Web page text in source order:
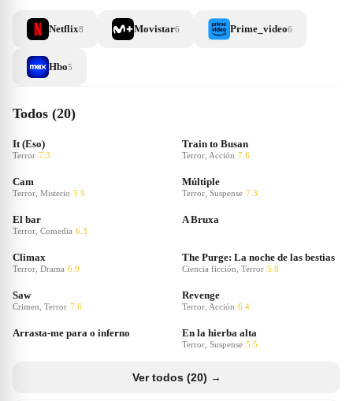
Netflix8 Movistar6 Prime_video6
Hbo5
Todos (20)
It (Eso)
Terror 7.3
Train to Busan
Terror, Acción 7.6
Cam
Terror, Misterio 5.9
Múltiple
Terror, Suspense 7.3
El bar
Terror, Comedia 6.3
A Bruxa
Climax
Terror, Drama 6.9
The Purge: La noche de las bestias
Ciencia ficción, Terror 5.8
Saw
Crimen, Terror 7.6
Revenge
Terror, Acción 6.4
Arrasta-me para o inferno En la hierba alta
Terror, Suspense 5.5
Ver todos (20) →